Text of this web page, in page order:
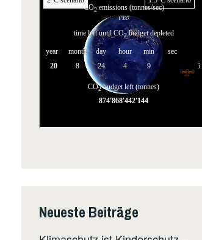
Neueste Beiträge